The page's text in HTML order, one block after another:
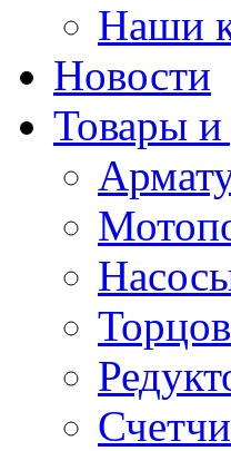
Наши
Новости
Товары и